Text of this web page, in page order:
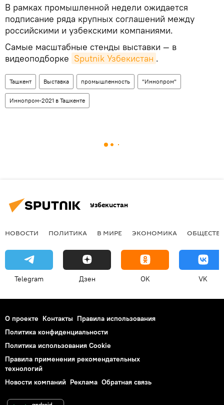
В рамках промышленной недели ожидается
подписание ряда крупных соглашений между
российскими и узбекскими компаниями.
Самые масштабные стенды выставки — в
видеоподборке Sputnik Узбекистан .
Ташкент Выставка промышленность "Иннопром"
Иннопром-2021 в Ташкенте
Узбекистан
НОВОСТИ ПОЛИТИКА В МИРЕ ЭКОНОМИКА
Telegram Дзен OK VK
О проекте Контакты Правила использования
Политика конфиденциальности
Политика использования Cookie
Правила применения рекомендательных
технологий
Новости компаний Реклама Обратная связь